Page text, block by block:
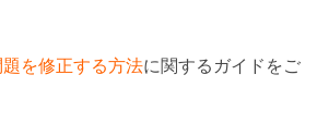
を修正する方法に関するガイドをご